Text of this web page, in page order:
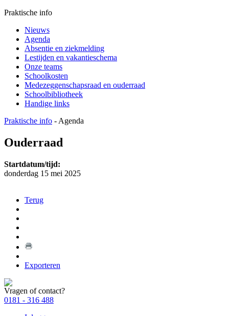
Praktische info
Nieuws
Agenda
Absentie en ziekmelding
Lestijden en vakantieschema
Onze teams
Schoolkosten
Medezeggenschapsraad en ouderraad
Schoolbibliotheek
Handige links
Praktische info - Agenda
Ouderraad
Startdatum/tijd:
donderdag 15 mei 2025
Terug
Exporteren
Vragen of contact?
0181 - 316 488